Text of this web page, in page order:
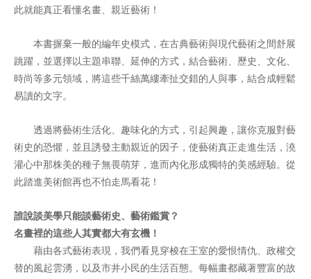
此就能真正看懂名畫、親近藝術！
本書摒棄一般的編年史模式，在古典藝術與現代藝術之間舒展
跳躍，並選擇以主題串聯、延伸的方式，結合藝術、歷史、文化、
時尚等多元領域，將這些千絲萬縷牽扯交錯的人與事，結合成輕鬆
易讀的文字。
透過將藝術生活化、趣味化的方式，引起興趣，讓你克服對藝
術史的恐懼，並且誘發主動親近的因子，使藝術真正走進生活，澆
灌心中那株美的種子無畏萌芽，進而內化形成獨特的美感經驗。從
此踏進美術館再也不怕走馬看花！
誰說談美學只能談藝術史、藝術鑑賞？
名畫裡的這些人其實都大有玄機！
藉由各式藝術表現，我們看見穿梭在王室的愛恨情仇、政權交
替的風起雲湧，以及市井小民的生活百態。每幅畫都藏著豐富的故